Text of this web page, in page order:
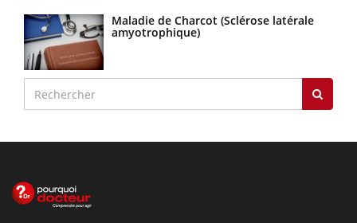
Maladie de Charcot (Sclérose latérale
amyotrophique)